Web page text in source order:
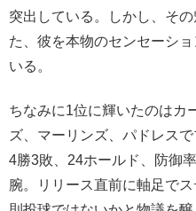
突出している。しかし、そ
た、彼を本物のセンセーシ
いる。
ちなみに1位に輝いたのはカ
ズ、マーリンズ、パドレス
4勝3敗、24ホールド、防御
腕。リリース直前に軸足でス